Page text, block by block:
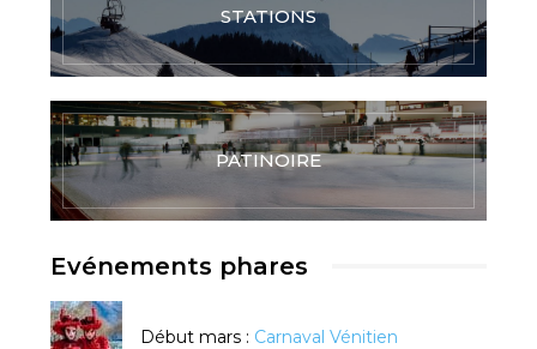
STATIONS
PATINOIRE
Evénements phares
Début mars : Carnaval Vénitien